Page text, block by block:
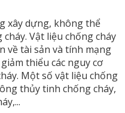
xây dựng, không thể
Vật liệu chống cháy
về tài sản và tính mạng
thiểu các nguy cơ
Một số vật liệu chống
thủy tinh chống cháy,